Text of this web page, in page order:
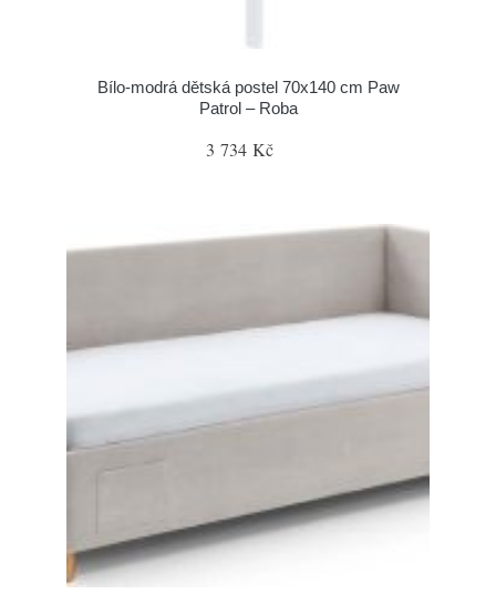
Bílo-modrá dětská postel 70x140 cm Paw
Patrol – Roba
3 734 Kč